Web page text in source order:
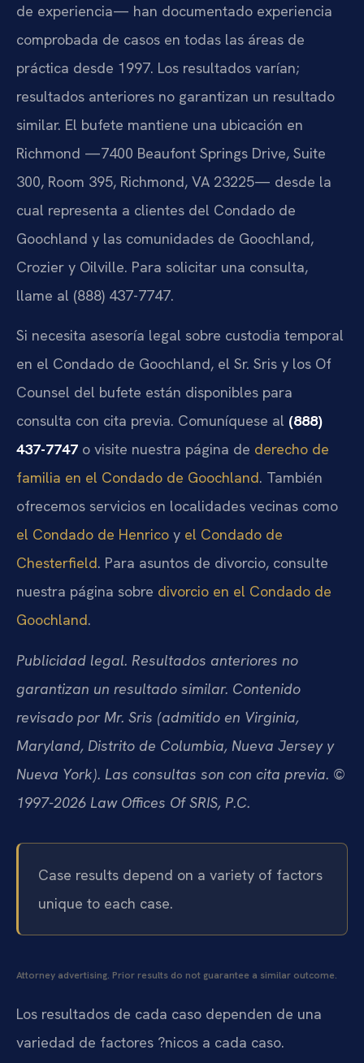
de experiencia— han documentado experiencia
comprobada de casos en todas las áreas de
práctica desde 1997. Los resultados varían;
resultados anteriores no garantizan un resultado
similar. El bufete mantiene una ubicación en
Richmond —7400 Beaufont Springs Drive, Suite
300, Room 395, Richmond, VA 23225— desde la
cual representa a clientes del Condado de
Goochland y las comunidades de Goochland,
Crozier y Oilville. Para solicitar una consulta,
llame al (888) 437-7747.
Si necesita asesoría legal sobre custodia temporal
en el Condado de Goochland, el Sr. Sris y los Of
Counsel del bufete están disponibles para
consulta con cita previa. Comuníquese al (888)
437-7747 o visite nuestra página de derecho de
familia en el Condado de Goochland. También
ofrecemos servicios en localidades vecinas como
el Condado de Henrico y el Condado de
Chesterfield. Para asuntos de divorcio, consulte
nuestra página sobre divorcio en el Condado de
Goochland.
Publicidad legal. Resultados anteriores no
garantizan un resultado similar. Contenido
revisado por Mr. Sris (admitido en Virginia,
Maryland, Distrito de Columbia, Nueva Jersey y
Nueva York). Las consultas son con cita previa. ©
1997-2026 Law Offices Of SRIS, P.C.
Case results depend on a variety of factors
unique to each case.
Attorney advertising. Prior results do not guarantee a similar outcome.
Los resultados de cada caso dependen de una
variedad de factores ?nicos a cada caso.